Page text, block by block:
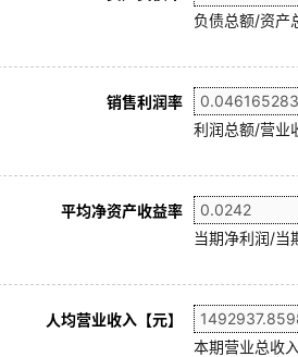
负债总额/资产
销售利润率
利润总额/营业
平均净资产收益率
当期净利润/当
人均营业收入【元】
本期营业总收